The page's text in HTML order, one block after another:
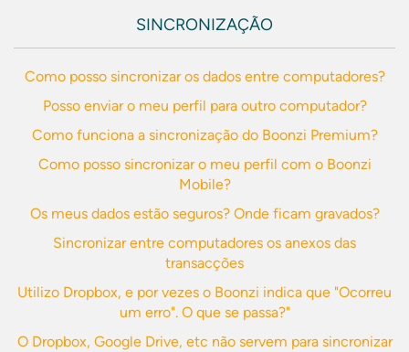
SINCRONIZAÇÃO
Como posso sincronizar os dados entre computadores?
Posso enviar o meu perfil para outro computador?
Como funciona a sincronização do Boonzi Premium?
Como posso sincronizar o meu perfil com o Boonzi
Mobile?
Os meus dados estão seguros? Onde ficam gravados?
Sincronizar entre computadores os anexos das
transacções
Utilizo Dropbox, e por vezes o Boonzi indica que "Ocorreu
um erro". O que se passa?"
O Dropbox, Google Drive, etc não servem para sincronizar